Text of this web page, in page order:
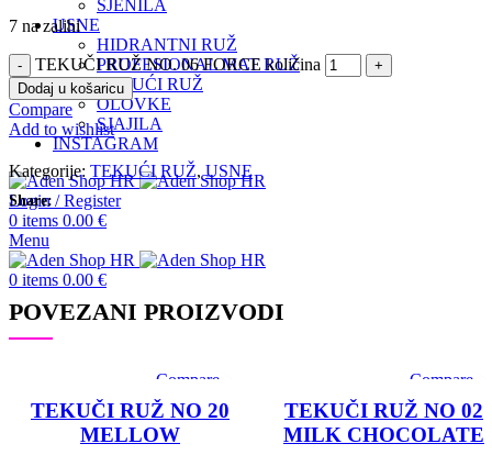
SJENILA
USNE
HIDRANTNI RUŽ
PROFESIONAL MAT RUŽ
TEKUĆI RUŽ
OLOVKE
SJAJILA
INSTAGRAM
Login / Register
0 items 0.00 €
Menu
0 items 0.00 €
7 na zalihi
TEKUČI RUŽ NO. 06 FORCE količina
Dodaj u košaricu
Compare
Add to wishlist
Kategorije: TEKUĆI RUŽ, USNE
Share:
POVEZANI PROIZVODI
Compare
Quick view
Add to wishlist
TEKUČI RUŽ NO 20
MELLOW
Compare
Quick view
Add to
TEKUČI RUŽ NO 02
MILK CHOCOLATE